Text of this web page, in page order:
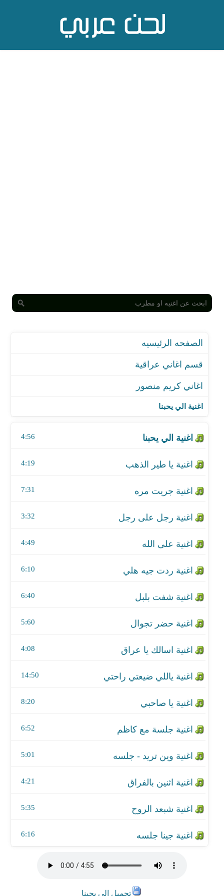
قسم اغاني عراقية
اغنية الي يحبنا
اغنية الي يحبنا
4:56
اغنية يا طير الذهب
4:19
اغنية جريت مره
7:31
3:32
4:49
6:10
اغنية شفت بلبل
6:40
اغنية حضر تجوال
5:60
اغنية اسالك يا عراق
4:08
14:50
8:20
6:52
اغنية وين تريد - جلسه
5:01
اغنية اثنين بالفراق
4:21
اغنية شبعد الروح
5:35
6:16
تحميل الي يحبنا